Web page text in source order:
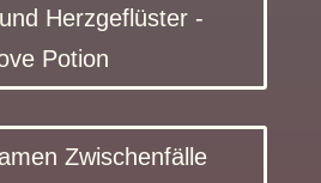
Herzgeflüster -
Potion
Zwischenfälle